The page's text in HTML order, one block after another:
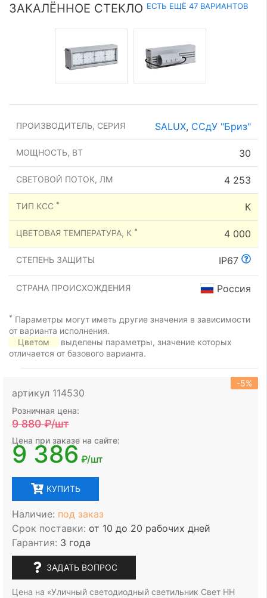
ЗАКАЛЁННОЕ СТЕКЛО ЕСТЬ ЕЩЁ 47 ВАРИАНТОВ
ПРОИЗВОДИТЕЛЬ, СЕРИЯ SALUX, ССдУ "Бриз"
МОЩНОСТЬ, ВТ 30
СВЕТОВОЙ ПОТОК, ЛМ 4 253
ТИП КСС * К
ЦВЕТОВАЯ ТЕМПЕРАТУРА, К * 4 000
СТЕПЕНЬ ЗАЩИТЫ IP67
СТРАНА ПРОИСХОЖДЕНИЯ Россия
* Параметры могут иметь другие значения в зависимости
от варианта исполнения.
Цветом
выделены параметры, значение которых
отличается от базового варианта.
артикул 114530
-5%
Розничная цена:
9 880₽/шт
Цена при заказе на сайте:
9 386 ₽/шт
КУПИТЬ
Наличие: под заказ
Срок поставки: от 10 до 20 рабочих дней
Гарантия: 3 года
ЗАДАТЬ ВОПРОС
Цена на «Уличный светодиодный светильник Свет НН